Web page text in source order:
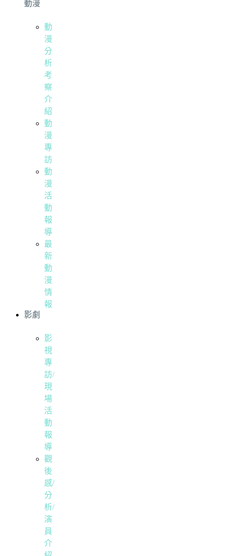
動漫
動
漫
分
析
考
察
介
紹
動
漫
專
訪
動
漫
活
動
報
導
最
新
動
漫
情
報
影劇
影
視
專
訪/
現
場
活
動
報
導
觀
後
感/
分
析/
演
員
介